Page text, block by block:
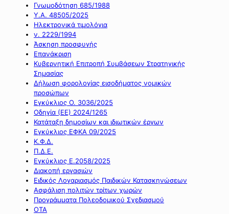
Γνωμοδότηση 685/1988
Υ.Α. 48505/2025
Ηλεκτρονικά τιμολόγια
ν. 2229/1994
Άσκηση προσφυγής
Επανάκριση
Κυβερνητική Επιτροπή Συμβάσεων Στρατηγικής
Σημασίας
Δήλωση φορολογίας εισοδήματος νομικών
προσώπων
Εγκύκλιος Ο. 3036/2025
Οδηγία (ΕΕ) 2024/1265
Κατάταξη δημοσίων και ιδιωτικών έργων
Εγκύκλιος ΕΦΚΑ 09/2025
Κ.Φ.Δ.
Π.Δ.Ε.
Εγκύκλιος Ε.2058/2025
Διακοπή εργασιών
Ειδικός Λογαριασμός Παιδικών Κατασκηνώσεων
Ασφάλιση πολιτών τρίτων χωρών
Προγράμματα Πολεοδομικού Σχεδιασμού
ΟΤΑ